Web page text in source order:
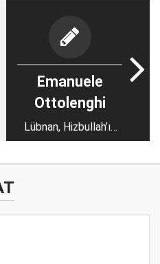
Emanuele
Ottolenghi
Lübnan, Hizbullah’ın
Latin Amerika’daki